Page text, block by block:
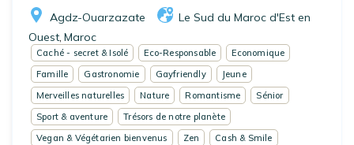
Agdz-Ouarzazate
Le Sud du Maroc d'Est en
Ouest, Maroc
Caché - secret & Isolé Eco-Responsable
Economique
Famille
Gastronomie Gayfriendly
Jeune
Merveilles naturelles
Nature Romantisme
Sénior
Sport & aventure
Trésors de notre planète
Vegan & Végétarien bienvenus
Zen
Cash & Smile